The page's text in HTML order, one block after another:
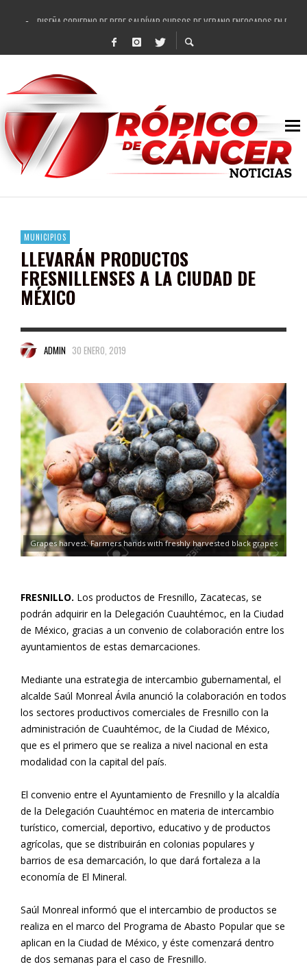
DISEÑA GOBIERNO DE PEPE SALDÍVAR CURSOS DE VERANO ENFOCADOS EN
REFRENDAN LOS 28 DELEGADOS Y 14 COMISARIADOS DE GUADALUPE APOYO A
FORTALECE GOBIERNO DE PEPE SALDÍVAR LA EDUCACIÓN EN LA ZACATECANA
GOBIERNO DE PEPE SALDÍVAR Y GRUPO FEMSA GENERAN MÁS DE 3 MIL EMPLEOS
CUARTA FERIA EXPO AGROPECUARIA TRAJO BENEFICIO DIRECTO A GUADALUPE:
RECONOCE PEPE SALDÍVAR A ARTISTA ZACATECANA VICTORIA HERNÁNDEZ
EGRESA GOBIERNO DE PEPE SALDÍVAR A 500 NUEVAS EMPRESARIAS
SON MUJERES GUADALUPENSES PRINCIPALES BENEFICIADAS DEL PROGRAMA
MUNICIPIOS
LLEVARÁN PRODUCTOS
FRESNILLENSES A LA CIUDAD DE
MÉXICO
ADMIN 30 ENERO, 2019
Grapes harvest. Farmers hands with freshly harvested black grapes
FRESNILLO. Los productos de Fresnillo, Zacatecas, se
podrán adquirir en la Delegación Cuauhtémoc, en la Ciudad
de México, gracias a un convenio de colaboración entre los
ayuntamientos de estas demarcaciones.
Mediante una estrategia de intercambio gubernamental, el
alcalde Saúl Monreal Ávila anunció la colaboración en todos
los sectores productivos comerciales de Fresnillo con la
administración de Cuauhtémoc, de la Ciudad de México,
que es el primero que se realiza a nivel nacional en esta
modalidad con la capital del país.
El convenio entre el Ayuntamiento de Fresnillo y la alcaldía
de la Delegación Cuauhtémoc en materia de intercambio
turístico, comercial, deportivo, educativo y de productos
agrícolas, que se distribuirán en colonias populares y
barrios de esa demarcación, lo que dará fortaleza a la
economía de El Mineral.
Saúl Monreal informó que el intercambio de productos se
realiza en el marco del Programa de Abasto Popular que se
aplican en la Ciudad de México, y éste comenzará dentro
de dos semanas para el caso de Fresnillo.